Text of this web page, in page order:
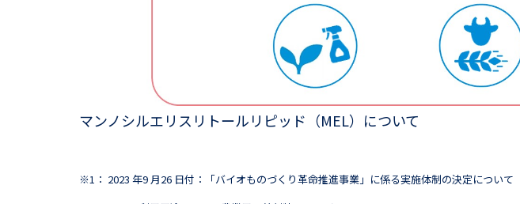
マンノシルエリスリトールリピッド（MEL）について
※1： 2023 年9 月26 日付：「バイオものづくり革命推進事業」に係る実施体制の決定について